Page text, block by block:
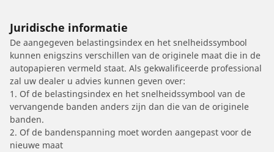
Juridische informatie
De aangegeven belastingsindex en het snelheidssymbool
kunnen enigszins verschillen van de originele maat die in de
autopapieren vermeld staat. Als gekwalificeerde professional
zal uw dealer u advies kunnen geven over:
1. Of de belastingsindex en het snelheidssymbool van de
vervangende banden anders zijn dan die van de originele
banden.
2. Of de bandenspanning moet worden aangepast voor de
nieuwe maat